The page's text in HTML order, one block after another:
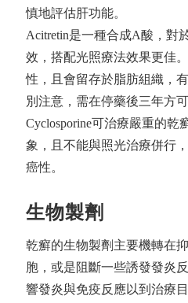
慎地評估肝功能。
Acitretin是一種合成A酸，對
效，搭配光照療法效果更佳
性，且會留存於脂肪組織，
別注意，需在停藥後三年方可
Cyclosporine可治療嚴重的乾
象，且不能與照光治療併行
癌性。
生物製劑
乾癬的生物製劑主要機轉在
胞，或是阻斷一些誘發發炎
響發炎與免疫反應以到治療目